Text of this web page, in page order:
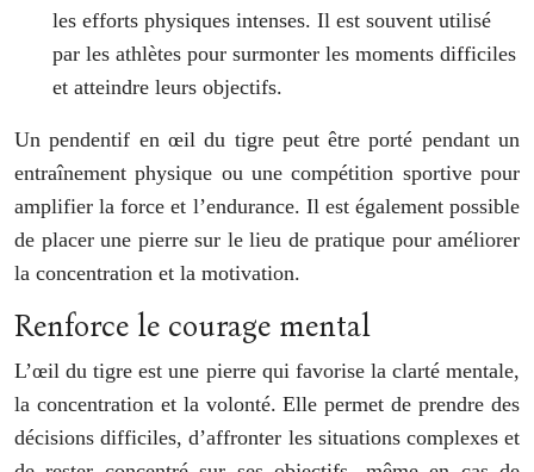
les efforts physiques intenses. Il est souvent utilisé
par les athlètes pour surmonter les moments difficiles
et atteindre leurs objectifs.
Un pendentif en œil du tigre peut être porté pendant un
entraînement physique ou une compétition sportive pour
amplifier la force et l’endurance. Il est également possible
de placer une pierre sur le lieu de pratique pour améliorer
la concentration et la motivation.
Renforce le courage mental
L’œil du tigre est une pierre qui favorise la clarté mentale,
la concentration et la volonté. Elle permet de prendre des
décisions difficiles, d’affronter les situations complexes et